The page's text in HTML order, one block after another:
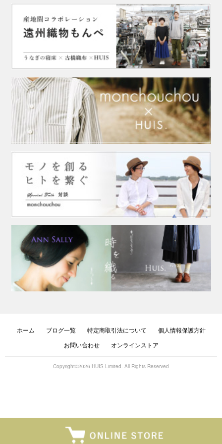
ホーム ブログ一覧 特定商取引法について
個人情報保護方針
お問い合わせ
オンラインストア
Copyright©2026 HUIS Limited. All Rights Reserved